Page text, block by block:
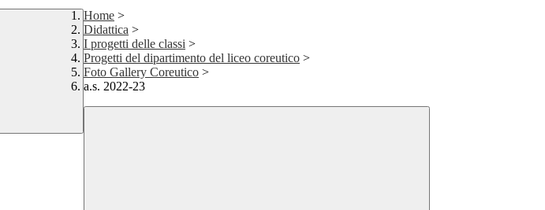
Home >
Didattica >
I progetti delle classi >
Progetti del dipartimento del liceo coreutico >
Foto Gallery Coreutico >
a.s. 2022-23